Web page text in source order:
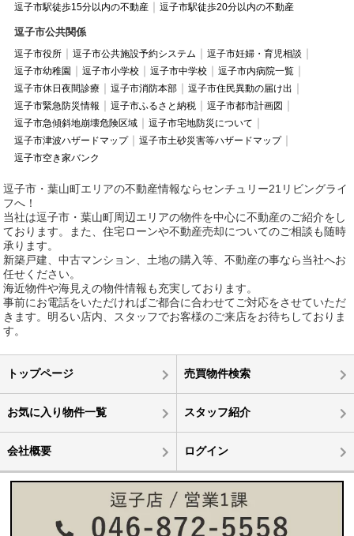
逗子市駅徒歩15分以内の不動産
逗子市駅徒歩20分以内の不動産
逗子市公共関係
逗子市役所 逗子市公共施設予約システム
逗子市妊婦・育児相談
逗子市幼稚園
逗子市小学校 逗子市中学校
逗子市内病院一覧
逗子市休日夜間診療
逗子市消防本部
逗子市住民異動の届け出
逗子市緊急防災情報
逗子市ふるさと納税
逗子市都市計画図
逗子市急傾斜地崩壊危険区域
逗子市宅地防災について
逗子市津波ハザードマップ
逗子市土砂災害等ハザードマップ
逗子市空き家バンク
逗子市・葉山町エリアの不動産情報ならセンチュリー21リビングライ
フへ！
当社は逗子市・葉山町周辺エリアの物件を中心に不動産のご紹介をし
ております。また、住宅ローンや不動産売却についてのご相談も随時
承ります。
新築戸建、中古マンション、土地の購入等、不動産の事なら当社へお
任せください。
海近物件や海見えの物件情報も充実しております。
事前にお電話をいただければご都合に合わせてご対応をさせていただ
きます。明るい店内、スタッフでお客様のご来店をお待ちしておりま
す。
トップページ 売買物件検索
お気に入り物件一覧 スタッフ紹介
会社概要 ログイン